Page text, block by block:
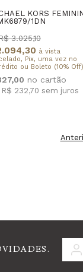
KORS
1DN
à vista
Pix, uma vez no
ou Boleto (10% Off)
3.025,10
232,70 sem juros